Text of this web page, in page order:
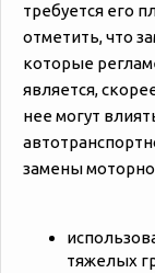
требуется его
отметить, что
которые
является,
нее могут
замены
тяжелых